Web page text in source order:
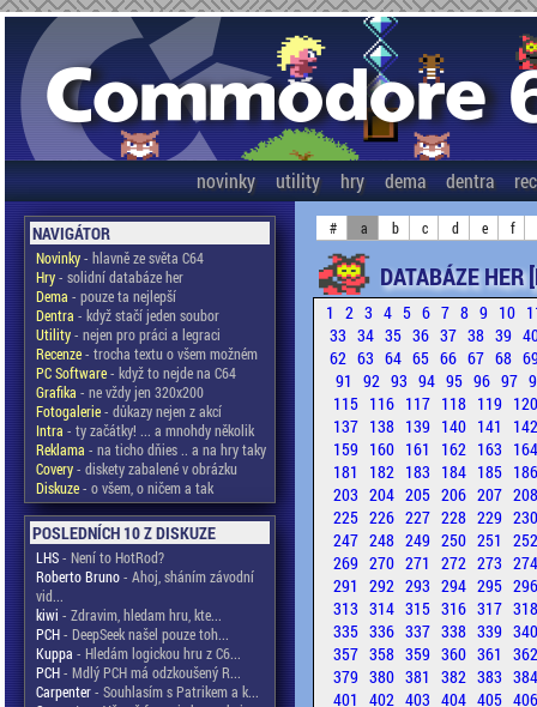
novinky utility hry dema dentra
NAVIGÁTOR
Novinky- hlavně ze světa C64
Hry- solidní databáze her
Dema - pouze ta nejlepší
Dentra - když stačí jeden soubor
Utility- nejen pro práci a legraci
Recenze- trocha textu o všem možném
PC Software- když to nejde na C64
Grafika - ne vždy jen 320x200
Fotogalerie- důkazy nejen z akcí
Intra - ty začátky! ... a mnohdy několik
Reklama - na ticho dňies .. a na hry taky
Covery- diskety zabalené v obrázku
Diskuze- o všem, o ničem a tak
POSLEDNÍCH 10 Z DISKUZE
LHS- Není to HotRod?
Roberto Bruno- Ahoj, sháním závodní
vid...
kiwi - Zdravim, hledam hru, kte...
PCH- DeepSeek našel pouze toh...
Kuppa - Hledám logickou hru z C6...
PCH- Mdlý PCH má odzkoušený R...
Carpenter- Souhlasím s Patrikem a k...
# a b c d e f
DATABÁZE
1 2 3 4 5 6 7 8 9 10
33 34 35 36 37 38 39
62 63 64 65 66 67 68
91 92 93 94 95 96 97
115 116 117 118 119
137 138 139 140 141
159 160 161 162 163
181
182 183 184 185
203 204 205 206 207
225 226 227 228 229
247 248 249 250 251
269 270 271 272 273
291 292 293 294 295
313 314 315 316 317
335 336 337 338 339
357 358 359 360 361
379 380 381 382 383
401 402 403 404 405